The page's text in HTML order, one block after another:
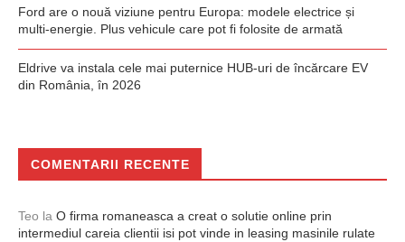
Ford are o nouă viziune pentru Europa: modele electrice și
multi-energie. Plus vehicule care pot fi folosite de armată
Eldrive va instala cele mai puternice HUB-uri de încărcare EV
din România, în 2026
COMENTARII RECENTE
Teo la O firma romaneasca a creat o solutie online prin
intermediul careia clientii isi pot vinde in leasing masinile rulate